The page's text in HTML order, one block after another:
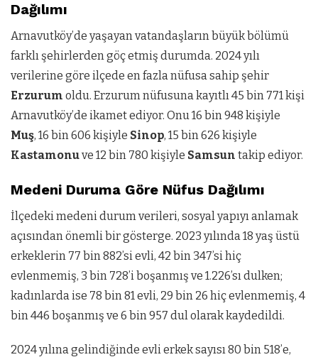
Dağılımı
Arnavutköy’de yaşayan vatandaşların büyük bölümü
farklı şehirlerden göç etmiş durumda. 2024 yılı
verilerine göre ilçede en fazla nüfusa sahip şehir
Erzurum oldu. Erzurum nüfusuna kayıtlı 45 bin 771 kişi
Arnavutköy’de ikamet ediyor. Onu 16 bin 948 kişiyle
Muş, 16 bin 606 kişiyle Sinop, 15 bin 626 kişiyle
Kastamonuve 12 bin 780 kişiyle Samsun takip ediyor.
Medeni Duruma Göre Nüfus Dağılımı
İlçedeki medeni durum verileri, sosyal yapıyı anlamak
açısından önemli bir gösterge. 2023 yılında 18 yaş üstü
erkeklerin 77 bin 882’si evli, 42 bin 347’si hiç
evlenmemiş, 3 bin 728’i boşanmış ve 1.226’sı dulken;
kadınlarda ise 78 bin 81 evli, 29 bin 26 hiç evlenmemiş, 4
bin 446 boşanmış ve 6 bin 957 dul olarak kaydedildi.
2024 yılına gelindiğinde evli erkek sayısı 80 bin 518’e,